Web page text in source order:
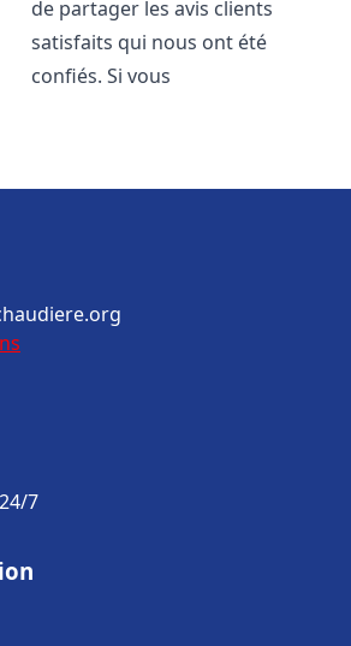
de partager les avis clients
satisfaits qui nous ont été
confiés. Si vous
7